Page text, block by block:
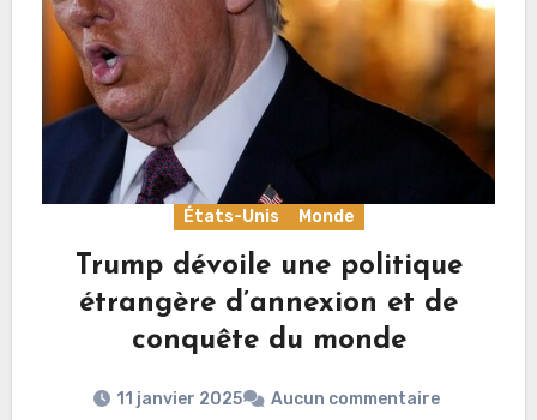
États-Unis Monde
Trump dévoile une politique
étrangère d’annexion et de
conquête du monde
11 janvier 2025 Aucun commentaire